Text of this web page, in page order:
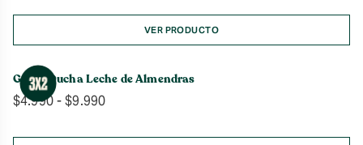
VER PRODUCTO
Gel de Ducha Leche de Almendras
$4.990- $9.990Rango
precios: